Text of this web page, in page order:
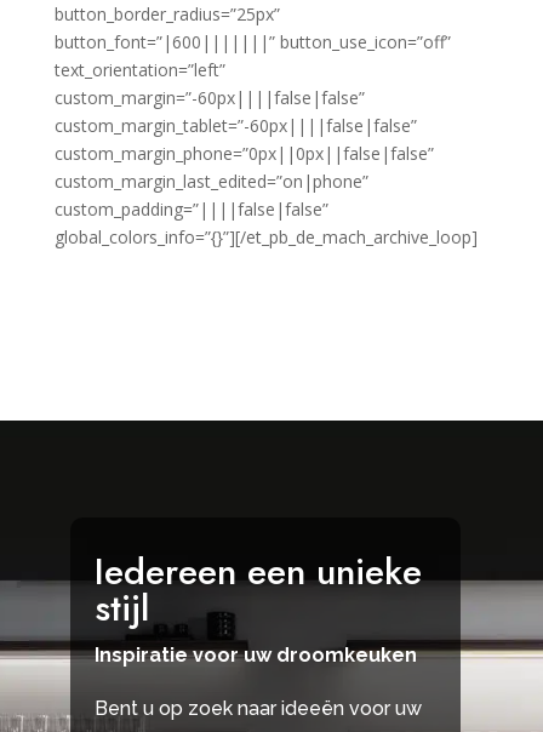
button_border_radius=”25px”
button_font=”|600|||||||” button_use_icon=”off”
text_orientation=”left”
custom_margin=”-60px||||false|false”
custom_margin_tablet=”-60px||||false|false”
custom_margin_phone=”0px||0px||false|false”
custom_margin_last_edited=”on|phone”
custom_padding=”||||false|false”
global_colors_info=”{}”][/et_pb_de_mach_archive_loop]
Iedereen een unieke
stijl
Inspiratie voor uw droomkeuken
Bent u op zoek naar ideeën voor uw